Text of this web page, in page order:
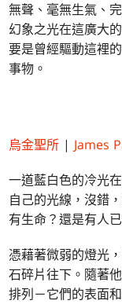
無聲、毫無生氣、
幻象之光在這廣大
要是曾經驅動這裡
事物。
烏金聖所 | James
一道藍白色的冷光
自己的光線，沒錯
有生命？還是有人
憑藉著微弱的燈光
石碎片往下。隨著
排列－它們的表面